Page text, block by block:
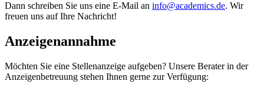
Dann schreiben Sie uns eine E-Mail an info@academics.de. Wir
freuen uns auf Ihre Nachricht!
Anzeigenannahme
Möchten Sie eine Stellenanzeige aufgeben? Unsere Berater in der
Anzeigenbetreuung stehen Ihnen gerne zur Verfügung: